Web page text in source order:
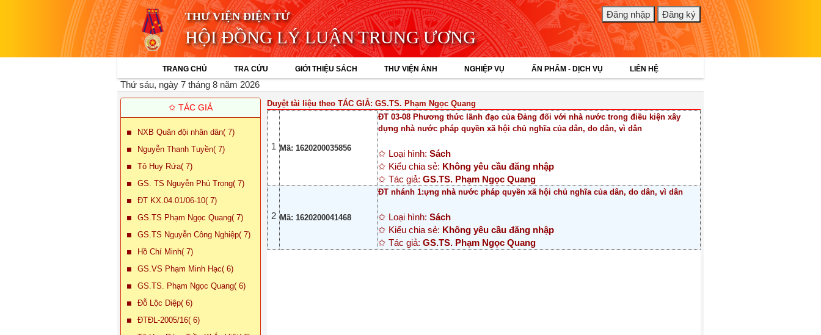
THƯ VIỆN ĐIỆN TỬ
HỘI ĐỒNG LÝ LUẬN TRUNG ƯƠNG
TRANG CHỦ TRA CỨU GIỚI THIỆU SÁCH THƯ VIỆN ẢNH NGHIỆP VỤ ẤN PHẨM - DỊCH VỤ LIÊN HỆ
Thứ sáu, ngày 7 tháng 8 năm 2026
✩ TÁC GIẢ
NXB Quân đội nhân dân( 7)
Nguyễn Thanh Tuyền( 7)
Tô Huy Rứa( 7)
GS. TS Nguyễn Phú Trọng( 7)
ĐT KX.04.01/06-10( 7)
GS.TS Phạm Ngọc Quang( 7)
GS.TS Nguyễn Công Nghiệp( 7)
Hồ Chí Minh( 7)
GS.VS Phạm Minh Hạc( 6)
GS.TS. Phạm Ngọc Quang( 6)
Đỗ Lộc Diệp( 6)
ĐTĐL-2005/16( 6)
Duyệt tài liệu theo TÁC GIẢ: GS.TS. Phạm Ngọc Quang
1 Mã: 1620200035856
ĐT 03-08 Phương thức lãnh đạo của Đảng đối với nhà nước trong điều kiện xây
dựng nhà nước pháp quyền xã hội chủ nghĩa của dân, do dân, vì dân
✩ Loại hình: Sách
✩ Kiểu chia sẻ: Không yêu cầu đăng nhập
✩ Tác giả: GS.TS. Phạm Ngọc Quang
2 Mã: 1620200041468
ĐT nhánh 1:ựng nhà nước pháp quyền xã hội chủ nghĩa của dân, do dân, vì dân
✩ Loại hình: Sách
✩ Kiểu chia sẻ: Không yêu cầu đăng nhập
✩ Tác giả: GS.TS. Phạm Ngọc Quang